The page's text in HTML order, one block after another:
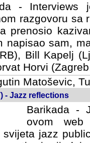
-
razgovoru sa
prenosio
napisao sam,
Bill Kapelj
Horvi
Matoševic,
- Jazz reflections
Barikada -
ovom web
svijeta jazz